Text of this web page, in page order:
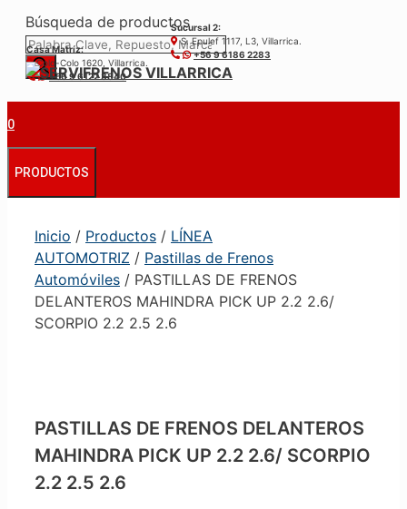
Búsqueda de productos
Casa Matríz:
Colo-Colo 1620, Villarrica.
+56 9 6122 3840
Sucursal 2:
S. Epulef 1117, L3, Villarrica.
+56 9 6186 2283
0
PRODUCTOS
Inicio / Productos / LÍNEA
AUTOMOTRIZ / Pastillas de Frenos
Automóviles / PASTILLAS DE FRENOS
DELANTEROS MAHINDRA PICK UP 2.2 2.6/
SCORPIO 2.2 2.5 2.6
PASTILLAS DE FRENOS DELANTEROS
MAHINDRA PICK UP 2.2 2.6/ SCORPIO
2.2 2.5 2.6